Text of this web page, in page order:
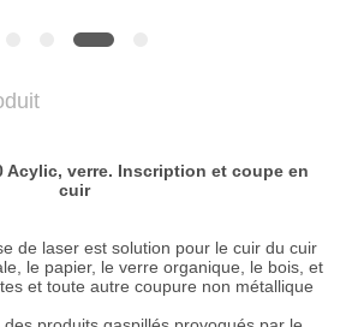
Acylic, verre. Inscription et coupe en
cuir
de laser est solution pour le cuir du cuir
le papier, le verre organique, le bois, et
et toute autre coupure non métallique